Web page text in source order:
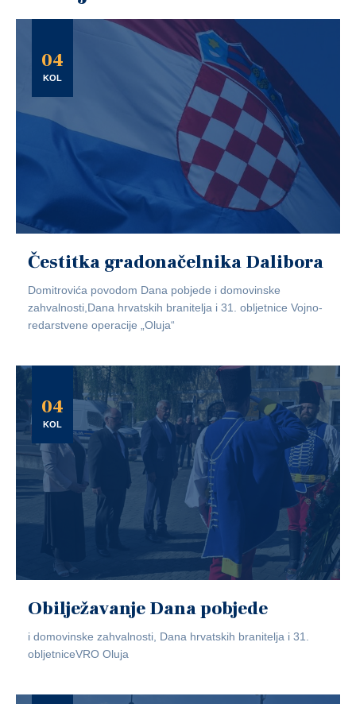
04
KOL
Čestitka gradonačelnika Dalibora
Domitrovića povodom Dana pobjede i domovinske
zahvalnosti,Dana hrvatskih branitelja i 31. obljetnice Vojno-
redarstvene operacije „Oluja“
04
KOL
Obilježavanje Dana pobjede
i domovinske zahvalnosti, Dana hrvatskih branitelja i 31.
obljetniceVRO Oluja